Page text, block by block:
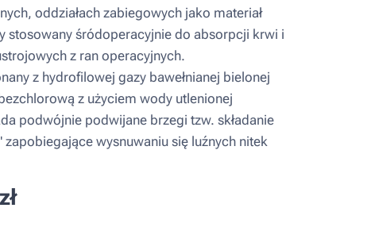
oddziałach zabiegowych jako materiał
stosowany śródoperacyjnie do absorpcji krwi i
z ran operacyjnych.
z hydrofilowej gazy bawełnianej bielonej
z użyciem wody utlenionej
podwójnie podwijane brzegi tzw. składanie
zapobiegające wysnuwaniu się luźnych nitek
zł